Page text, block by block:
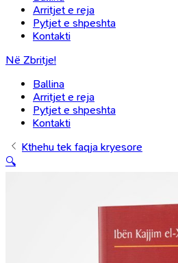
Arritjet e reja
Pytjet e shpeshta
Kontakti
Në Zbritje!
Ballina
Arritjet e reja
Pytjet e shpeshta
Kontakti
Kthehu tek faqja kryesore
🔍